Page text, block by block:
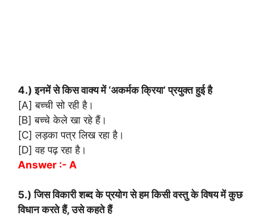
4.) इनमें से किस वाक्य में ‘अकर्मक क्रिया’ प्रयुक्त हुई है
[A] बच्ची सो रही है।
[B] बच्चे केले खा रहे हैं।
[C] लड़का पत्र लिख रहा है।
[D] वह पढ़ रहा है।
Answer :- A
5.) जिस विकारी शब्द के प्रयोग से हम किसी वस्तु के विषय में कुछ
विधान करते हैं, उसे कहते हैं